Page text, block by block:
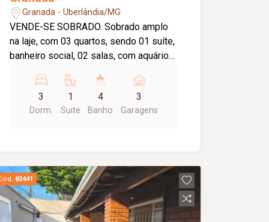
Granada - Uberlândia/MG
VENDE-SE SOBRADO. Sobrado amplo
na laje, com 03 quartos, sendo 01 suíte,
banheiro social, 02 salas, com aquário
despensa, jardim de inverno com
cascata e pedras, área gourmet ampla
com piscina, churrasqueira, banheiro,
quadrados. Área construída: 200 metros
quadrados.
3
Dorm.
1
Suite
4
Banho
3
Garagens
82441